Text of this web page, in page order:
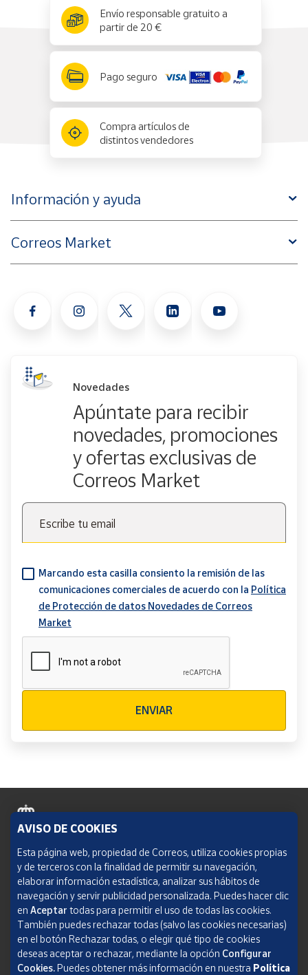
Envío responsable gratuito a
partir de 20 €
Pago seguro
Compra artículos de
distintos vendedores
Información y ayuda
Correos Market
Novedades
Apúntate para recibir
novedades, promociones
y ofertas exclusivas de
Correos Market
Escribe tu email
Marcando esta casilla consiento la remisión de las
comunicaciones comerciales de acuerdo con la Política
de Protección de datos Novedades de Correos
Market
ENVIAR
Política de cookies
Aviso legal
Condiciones del servicio
Política de Privacidad Web
Informe de transparencia
AVISO DE COOKIES
Esta página web, propiedad de Correos, utiliza cookies propias
y de terceros con la finalidad de permitir su navegación,
elaborar información estadística, analizar sus hábitos de
navegación y servir publicidad personalizada. Puedes hacer clic
en Aceptar todas para permitir el uso de todas las cookies.
También puedes rechazar todas (salvo las cookies necesarias)
en el botón Rechazar todas, o elegir qué tipo de cookies
deseas aceptar o rechazar, mediante la opción Configurar
Cookies.Puedes obtener más información en nuestra Política